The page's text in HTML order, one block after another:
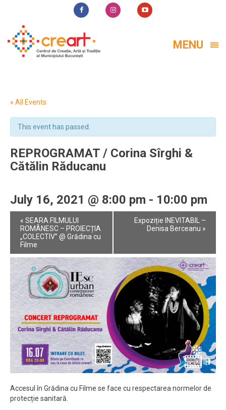
MENU
« All Events
This event has passed.
REPROGRAMAT / Corina Sîrghi &
Cătălin Răducanu
July 16, 2021 @ 8:00 pm - 10:00 pm
Event
Navigation
« SEARA FILMULUI
ROMÂNESC – PROIECȚIA
„COLECTIV” @ Grădina cu
Filme
Expoziție INEVITABIL –
Denisa Berceanu »
Accesul în Grădina cu Filme se face cu respectarea normelor de
protecție sanitară.